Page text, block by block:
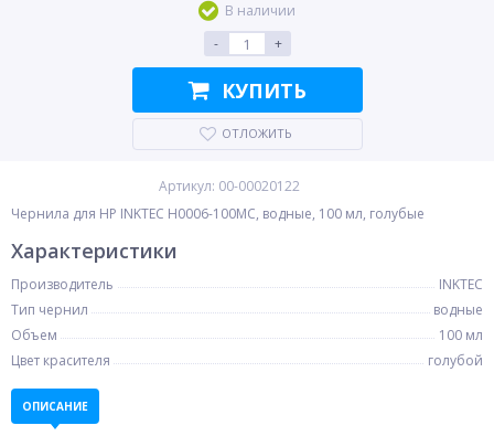
В наличии
-
+
КУПИТЬ
ОТЛОЖИТЬ
Артикул: 00-00020122
Чернила для HP INKTEC H0006-100MC, водные, 100 мл, голубые
Характеристики
Производитель
INKTEC
Тип чернил
водные
Объем
100 мл
Цвет красителя
голубой
ОПИСАНИЕ